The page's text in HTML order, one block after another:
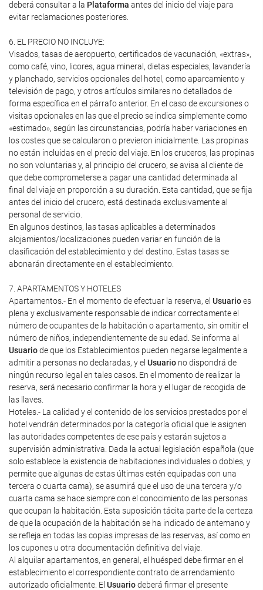
deberá consultar a la Plataforma antes del inicio del viaje para
evitar reclamaciones posteriores.
6. EL PRECIO NO INCLUYE:
Visados, tasas de aeropuerto, certificados de vacunación, «extras»,
como café, vino, licores, agua mineral, dietas especiales, lavandería
y planchado, servicios opcionales del hotel, como aparcamiento y
televisión de pago, y otros artículos similares no detallados de
forma específica en el párrafo anterior. En el caso de excursiones o
visitas opcionales en las que el precio se indica simplemente como
«estimado», según las circunstancias, podría haber variaciones en
los costes que se calcularon o previeron inicialmente. Las propinas
no están incluidas en el precio del viaje. En los cruceros, las propinas
no son voluntarias y, al principio del crucero, se avisa al cliente de
que debe comprometerse a pagar una cantidad determinada al
final del viaje en proporción a su duración. Esta cantidad, que se fija
antes del inicio del crucero, está destinada exclusivamente al
personal de servicio.
En algunos destinos, las tasas aplicables a determinados
alojamientos/localizaciones pueden variar en función de la
clasificación del establecimiento y del destino. Estas tasas se
abonarán directamente en el establecimiento.
7. APARTAMENTOS Y HOTELES
Apartamentos.- En el momento de efectuar la reserva, el Usuarioes
plena y exclusivamente responsable de indicar correctamente el
número de ocupantes de la habitación o apartamento, sin omitir el
número de niños, independientemente de su edad. Se informa al
Usuariode que los Establecimientos pueden negarse legalmente a
admitir a personas no declaradas, y el Usuario no dispondrá de
ningún recurso legal en tales casos. En el momento de realizar la
reserva, será necesario confirmar la hora y el lugar de recogida de
las llaves.
Hoteles.- La calidad y el contenido de los servicios prestados por el
hotel vendrán determinados por la categoría oficial que le asignen
las autoridades competentes de ese país y estarán sujetos a
supervisión administrativa. Dada la actual legislación española (que
solo establece la existencia de habitaciones individuales o dobles, y
permite que algunas de estas últimas estén equipadas con una
tercera o cuarta cama), se asumirá que el uso de una tercera y/o
cuarta cama se hace siempre con el conocimiento de las personas
que ocupan la habitación. Esta suposición tácita parte de la certeza
de que la ocupación de la habitación se ha indicado de antemano y
se refleja en todas las copias impresas de las reservas, así como en
los cupones u otra documentación definitiva del viaje.
Al alquilar apartamentos, en general, el huésped debe firmar en el
establecimiento el correspondiente contrato de arrendamiento
autorizado oficialmente. El Usuariodeberá firmar el presente